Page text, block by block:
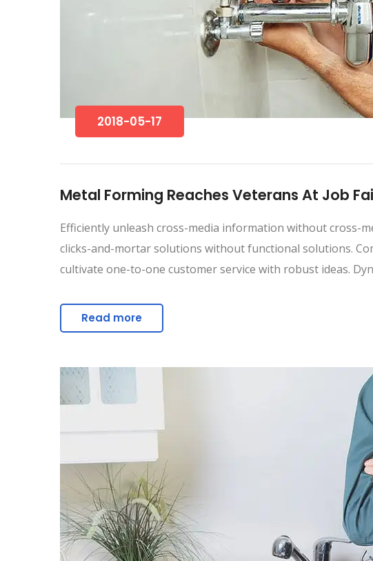
2018-05-17
Metal Forming Reaches Veterans At Job
Efficiently unleash cross-media information without cross-
clicks-and-mortar solutions without functional solutions.
cultivate one-to-one customer service with robust ideas.
Read more